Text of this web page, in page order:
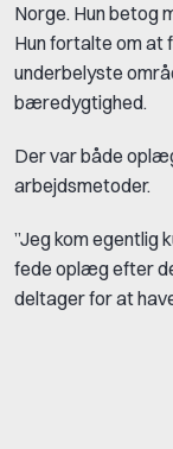
Norge. Hun betog
Hun fortalte om at
underbelyste
bæredygtighed.
Der var både
arbejdsmetoder.
”Jeg kom egentlig
fede oplæg efter
deltager for at